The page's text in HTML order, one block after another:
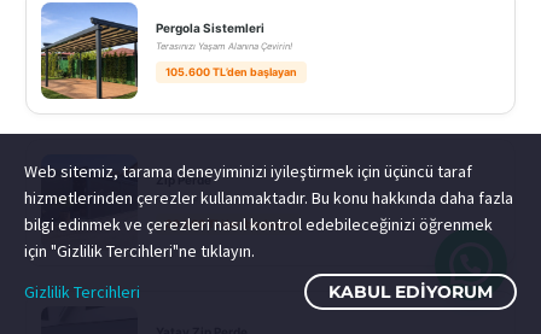
Pergola Sistemleri
Terasınızı Yaşam Alanına Çevirin!
105.600 TL’den başlayan
Zip Perde
Rüzgar ve Güneşe Tam Kalkan!
39.600 TL’den başlayan
Web sitemiz, tarama deneyiminizi iyileştirmek için üçüncü taraf
hizmetlerinden çerezler kullanmaktadır. Bu konu hakkında daha fazla
bilgi edinmek ve çerezleri nasıl kontrol edebileceğinizi öğrenmek
için "Gizlilik Tercihleri"ne tıklayın.
Gizlilik Tercihleri
KABUL EDIYORUM